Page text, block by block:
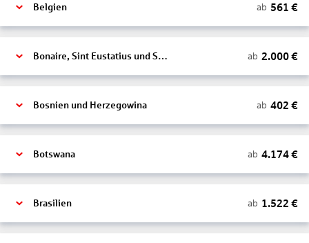
Belgien ab 561 €
Bonaire, Sint Eustatius und Saba ab 2.000€
Bosnien und Herzegowina ab 402 €
Botswana ab 4.174€
Brasilien ab 1.522 €